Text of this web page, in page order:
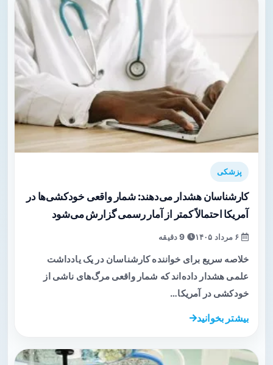
پزشکی
کارشناسان هشدار می‌دهند: شمار واقعی خودکشی‌ها در
آمریکا احتمالاً کمتر از آمار رسمی گزارش می‌شود
خلاصه سریع برای خواننده کارشناسان در یک یادداشت
علمی هشدار داده‌اند که شمار واقعی مرگ‌های ناشی از
خودکشی در آمریکا…
بیشتر بخوانید